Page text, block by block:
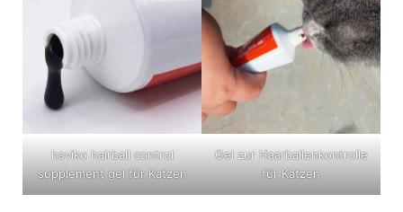
hsviko hairball control
supplement gel für Katzen
Gel zur Haarballenkontrolle
für Katzen